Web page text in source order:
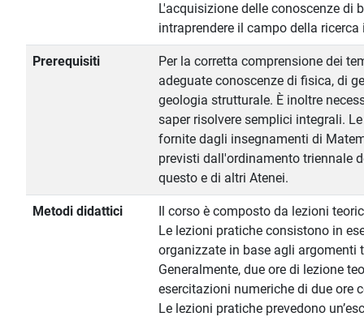
L'acquisizione delle conoscenze di
intraprendere il campo della
Prerequisiti
Per la corretta comprensione dei
adeguate conoscenze di fisica, di
geologia strutturale. È inoltre
saper risolvere semplici integrali.
fornite dagli insegnamenti di
previsti dall'ordinamento triennale
questo e di altri Atenei.
Metodi didattici
Il corso è composto da lezioni
Le lezioni pratiche consistono in
organizzate in base agli argomenti
Generalmente, due ore di lezione
esercitazioni numeriche di due ore
Le lezioni pratiche prevedono